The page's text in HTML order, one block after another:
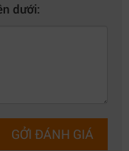
dưới:
GỞI ĐÁNH GIÁ